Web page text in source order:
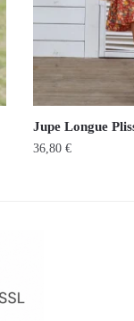
Jupe Longue
36,80 €